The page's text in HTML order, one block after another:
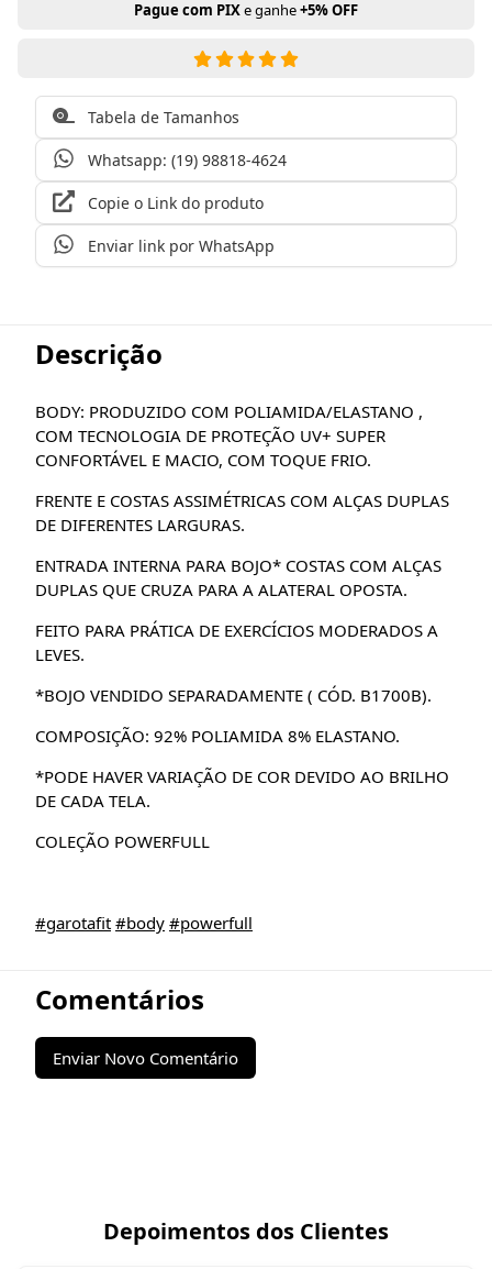
Pague com PIXe ganhe+5% OFF
Tabela de Tamanhos
Whatsapp: (19) 98818-4624
Copie o Link do produto
Enviar link por WhatsApp
Descrição
BODY: PRODUZIDO COM POLIAMIDA/ELASTANO ,
COM TECNOLOGIA DE PROTEÇÃO UV+ SUPER
CONFORTÁVEL E MACIO, COM TOQUE FRIO.
FRENTE E COSTAS ASSIMÉTRICAS COM ALÇAS DUPLAS
DE DIFERENTES LARGURAS.
ENTRADA INTERNA PARA BOJO* COSTAS COM ALÇAS
DUPLAS QUE CRUZA PARA A ALATERAL OPOSTA.
FEITO PARA PRÁTICA DE EXERCÍCIOS MODERADOS A
LEVES.
*BOJO VENDIDO SEPARADAMENTE ( CÓD. B1700B).
COMPOSIÇÃO: 92% POLIAMIDA 8% ELASTANO.
*PODE HAVER VARIAÇÃO DE COR DEVIDO AO BRILHO
DE CADA TELA.
COLEÇÃO POWERFULL
#garotafit #body #powerfull
Comentários
Enviar Novo Comentário
Depoimentos dos Clientes